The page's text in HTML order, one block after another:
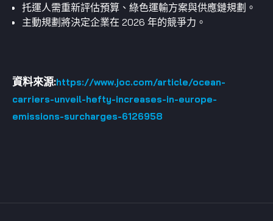
托運人需重新評估預算、綠色運輸方案與供應鏈規劃。
主動規劃將決定企業在 2026 年的競爭力。
資料來源:https://www.joc.com/article/ocean-
carriers-unveil-hefty-increases-in-europe-
emissions-surcharges-6126958